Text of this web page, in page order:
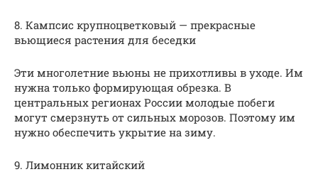
8. Кампсис крупноцветковый — прекрасные
вьющиеся растения для беседки
Эти многолетние вьюны не прихотливы в уходе. Им
нужна только формирующая обрезка. В
центральных регионах России молодые побеги
могут смерзнуть от сильных морозов. Поэтому им
нужно обеспечить укрытие на зиму.
9. Лимонник китайский